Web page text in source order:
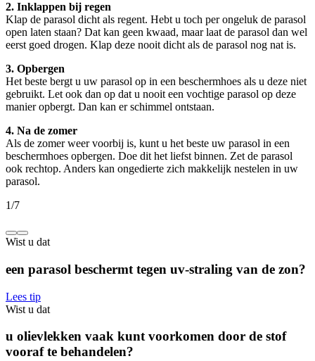
2. Inklappen bij regen
Klap de parasol dicht als regent. Hebt u toch per ongeluk de parasol
open laten staan? Dat kan geen kwaad, maar laat de parasol dan wel
eerst goed drogen. Klap deze nooit dicht als de parasol nog nat is.
3. Opbergen
Het beste bergt u uw parasol op in een beschermhoes als u deze niet
gebruikt. Let ook dan op dat u nooit een vochtige parasol op deze
manier opbergt. Dan kan er schimmel ontstaan.
4. Na de zomer
Als de zomer weer voorbij is, kunt u het beste uw parasol in een
beschermhoes opbergen. Doe dit het liefst binnen. Zet de parasol
ook rechtop. Anders kan ongedierte zich makkelijk nestelen in uw
parasol.
1/7
Wist u dat
een parasol beschermt tegen uv-straling van de zon?
Lees tip
Wist u dat
u olievlekken vaak kunt voorkomen door de stof
vooraf te behandelen?